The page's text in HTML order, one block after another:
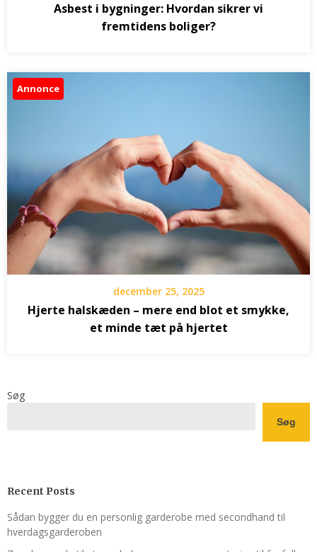
Asbest i bygninger: Hvordan sikrer vi
fremtidens boliger?
Annonce
december 25, 2025
Hjerte halskæden – mere end blot et smykke,
et minde tæt på hjertet
Søg
Søg
Recent Posts
Sådan bygger du en personlig garderobe med secondhand til
hverdagsgarderoben